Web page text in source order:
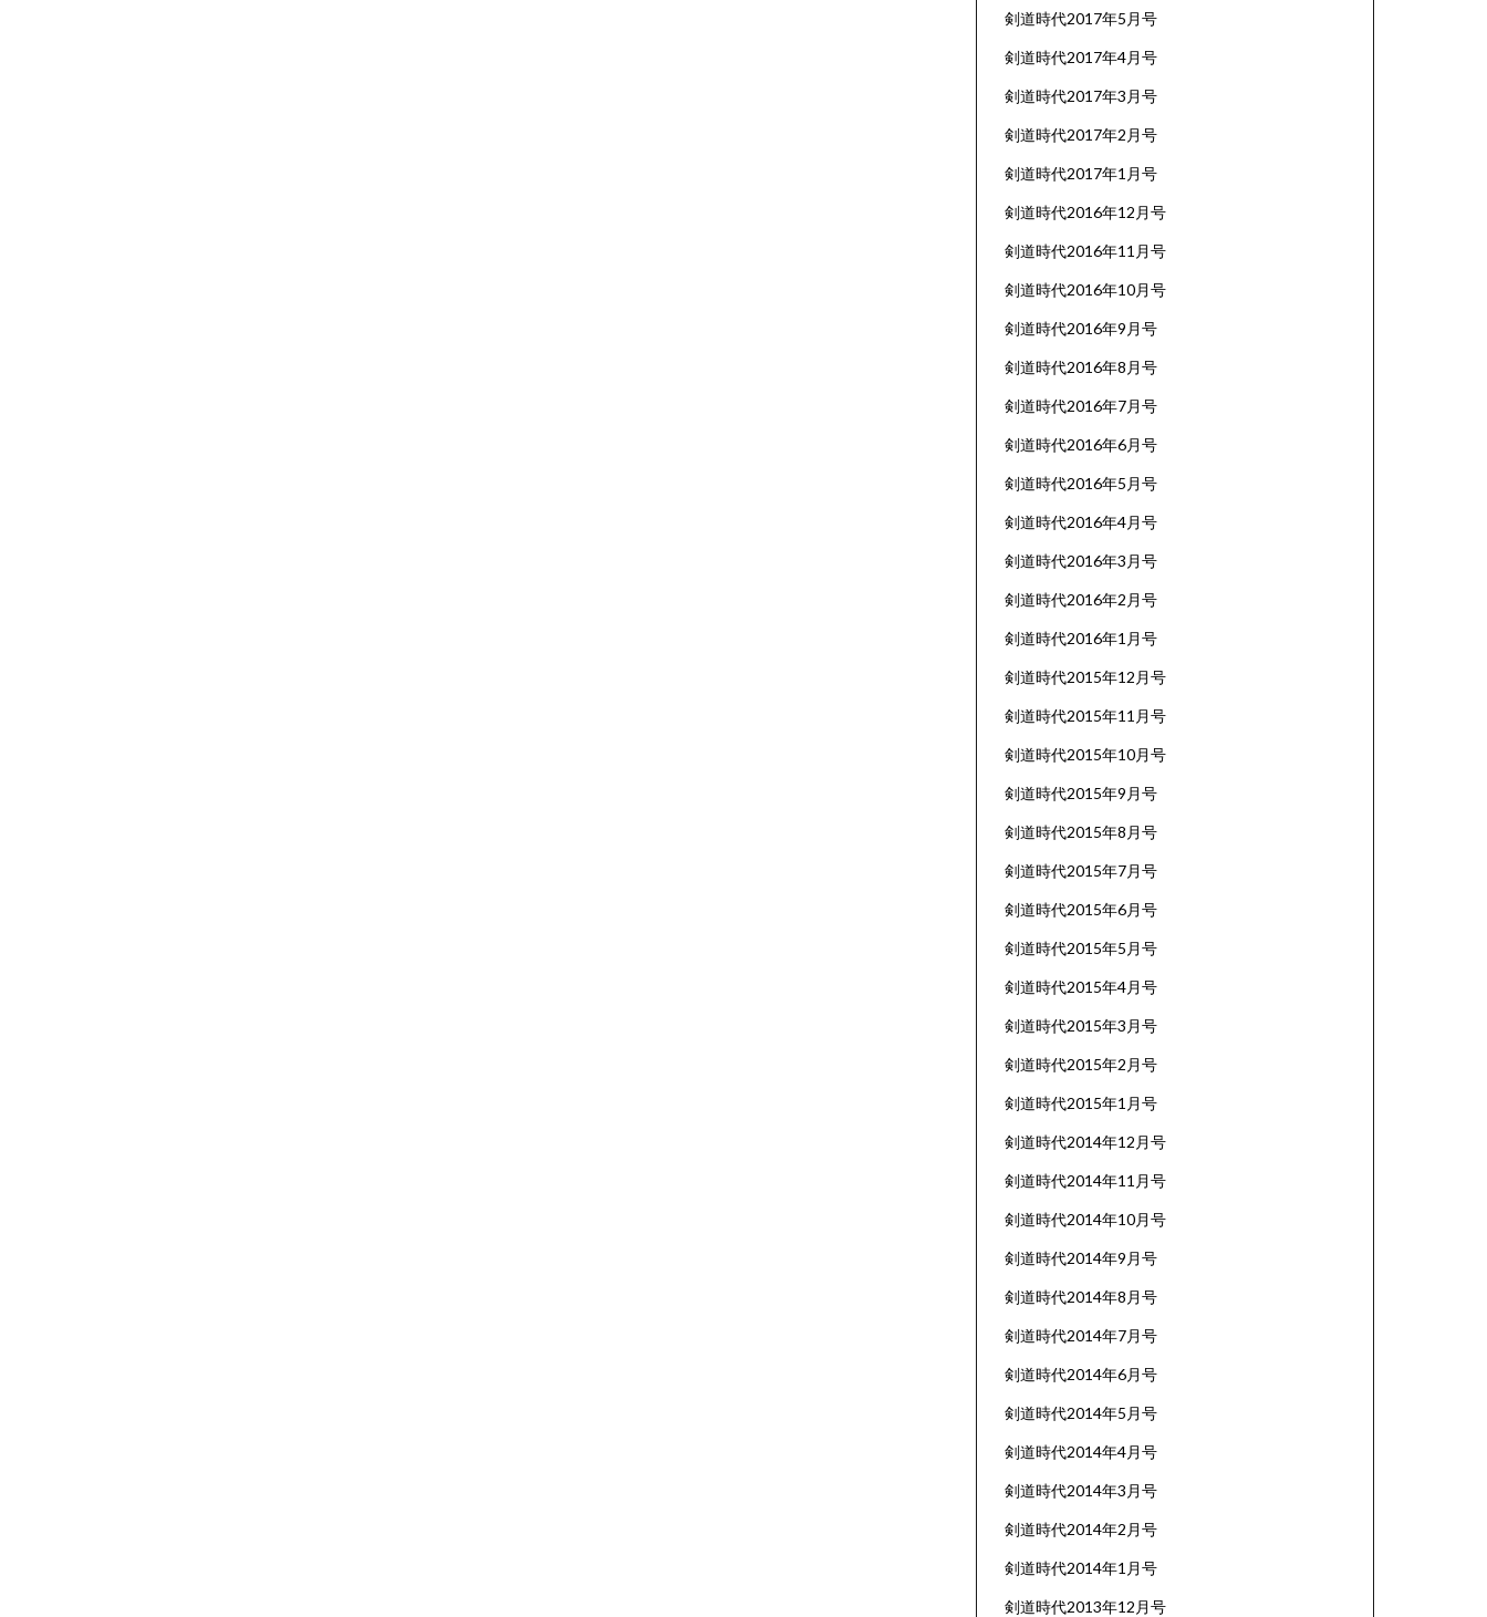
剣道時代2017年5月号
剣道時代2017年4月号
剣道時代2017年3月号
剣道時代2017年2月号
剣道時代2017年1月号
剣道時代2016年12月号
剣道時代2016年11月号
剣道時代2016年10月号
剣道時代2016年9月号
剣道時代2016年8月号
剣道時代2016年7月号
剣道時代2016年6月号
剣道時代2016年5月号
剣道時代2016年4月号
剣道時代2016年3月号
剣道時代2016年2月号
剣道時代2016年1月号
剣道時代2015年12月号
剣道時代2015年11月号
剣道時代2015年10月号
剣道時代2015年9月号
剣道時代2015年8月号
剣道時代2015年7月号
剣道時代2015年6月号
剣道時代2015年5月号
剣道時代2015年4月号
剣道時代2015年3月号
剣道時代2015年2月号
剣道時代2015年1月号
剣道時代2014年12月号
剣道時代2014年11月号
剣道時代2014年10月号
剣道時代2014年9月号
剣道時代2014年8月号
剣道時代2014年7月号
剣道時代2014年6月号
剣道時代2014年5月号
剣道時代2014年4月号
剣道時代2014年3月号
剣道時代2014年2月号
剣道時代2014年1月号
剣道時代2013年12月号